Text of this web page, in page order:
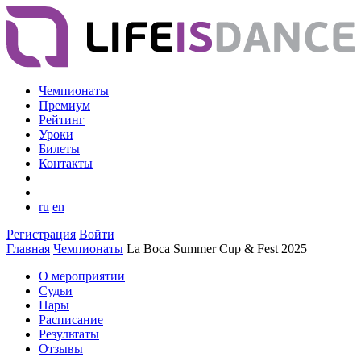
Чемпионаты
Премиум
Рейтинг
Уроки
Билеты
Контакты
ru en
Регистрация Войти
Главная Чемпионаты La Boca Summer Cup & Fest 2025
О мероприятии
Судьи
Пары
Расписание
Результаты
Отзывы